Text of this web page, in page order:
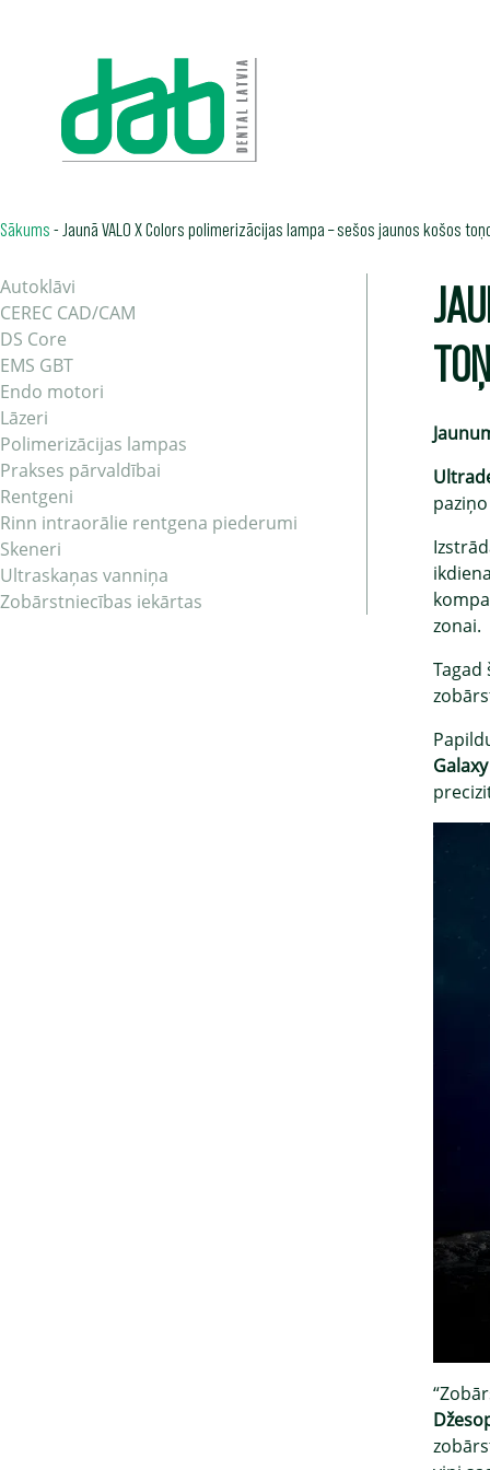
Sākums- Jaunā VALO X Colors polimerizācijas lampa – sešos jaunos košos
Autoklāvi
CEREC CAD/CAM
DS Core
EMS GBT
Endo motori
Lāzeri
Polimerizācijas lampas
Prakses pārvaldībai
Rentgeni
Rinn intraorālie rentgena piederumi
Skeneri
Ultraskaņas vanniņa
Zobārstniecības iekārtas
zonai.